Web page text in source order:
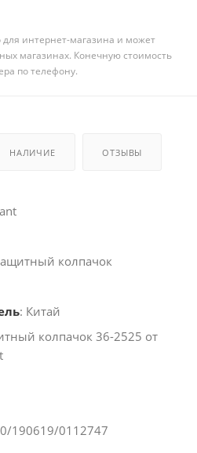
для интернет-магазина и может
магазинах. Конечную стоимость
по телефону.
НАЛИЧИЕ ОТЗЫВЫ
колпачок
: Китай
колпачок 36-2525 от
190619/0112747